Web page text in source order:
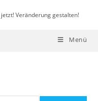
Veränderung gestalten!
Menü